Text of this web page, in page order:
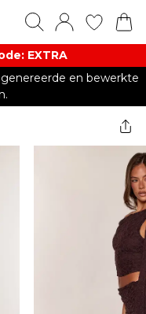
EXTRA​
en bewerkte